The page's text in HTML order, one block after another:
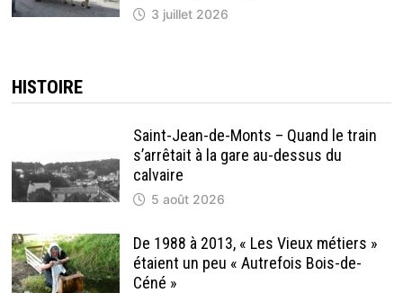
3 juillet 2026
HISTOIRE
Saint-Jean-de-Monts – Quand le train
s’arrêtait à la gare au-dessus du
calvaire
5 août 2026
De 1988 à 2013, « Les Vieux métiers »
étaient un peu « Autrefois Bois-de-
Céné »